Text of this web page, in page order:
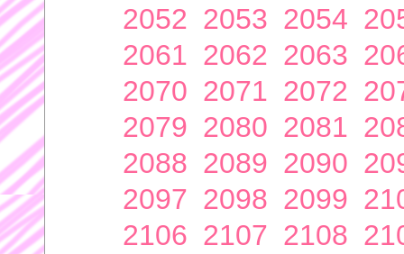
2052 2053 2054
2061 2062 2063
2070 2071 2072
2079 2080 2081
2088 2089 2090
2097 2098 2099
2106 2107 2108